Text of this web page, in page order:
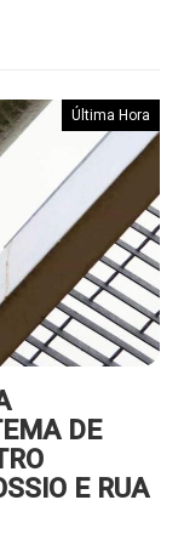
Última Hora
DE
E RUA